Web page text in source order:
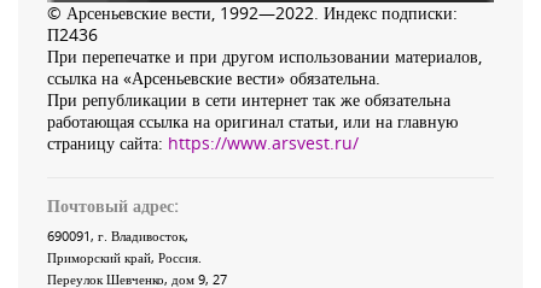
© Арсеньевские вести, 1992—2022. Индекс подписки:
П2436
При перепечатке и при другом использовании материалов,
ссылка на «Арсеньевские вести» обязательна.
При републикации в сети интернет так же обязательна
работающая ссылка на оригинал статьи, или на главную
страницу сайта: https://www.arsvest.ru/
Почтовый адрес:
690091, г. Владивосток,
Приморский край, Россия.
Переулок Шевченко, дом 9, 27